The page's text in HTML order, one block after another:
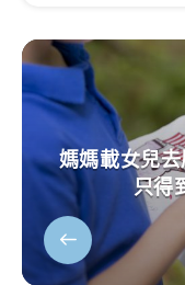
媽媽載女兒
只得